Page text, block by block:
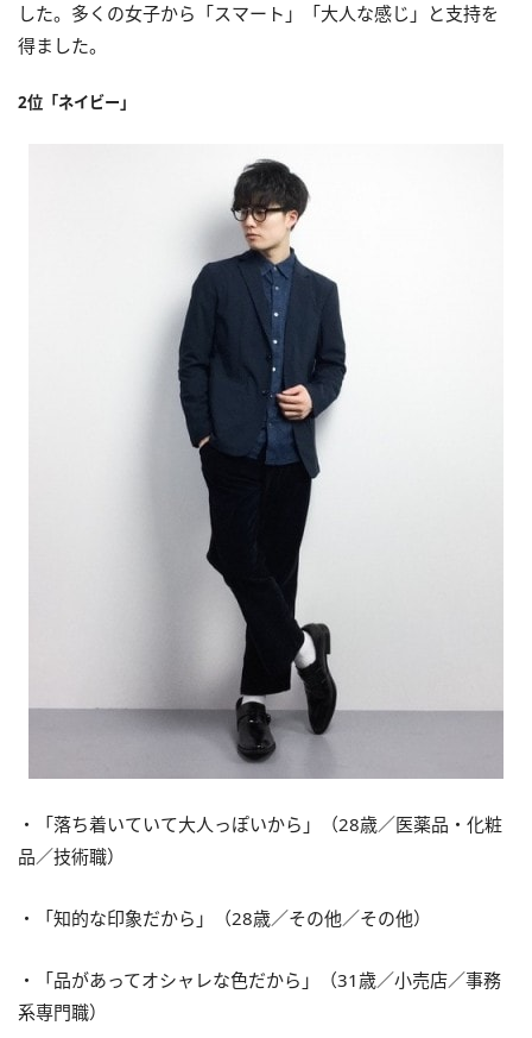
した。多くの女子から「スマート」「大人な感じ」と支持を
得ました。
2位「ネイビー」
・「落ち着いていて大人っぽいから」（28歳／医薬品・化粧
品／技術職）
・「知的な印象だから」（28歳／その他／その他）
・「品があってオシャレな色だから」（31歳／小売店／事務
系専門職）